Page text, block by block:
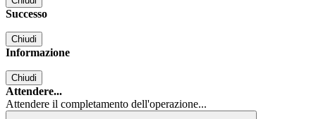
Successo
Chiudi
Informazione
Chiudi
Attendere...
Attendere il completamento dell'operazione...